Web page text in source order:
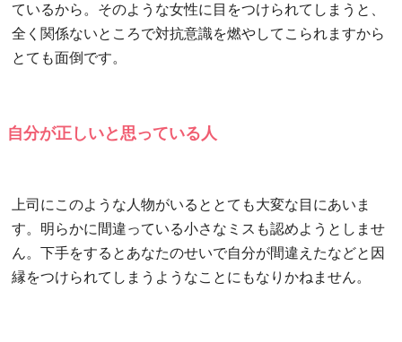
ているから。そのような女性に目をつけられてしまうと、
全く関係ないところで対抗意識を燃やしてこられますから
とても面倒です。
自分が正しいと思っている人
上司にこのような人物がいるととても大変な目にあいま
す。明らかに間違っている小さなミスも認めようとしませ
ん。下手をするとあなたのせいで自分が間違えたなどと因
縁をつけられてしまうようなことにもなりかねません。